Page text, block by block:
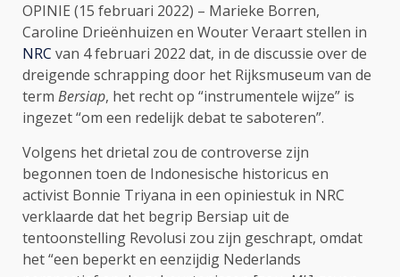
OPINIE (15 februari 2022) – Marieke Borren,
Caroline Drieënhuizen en Wouter Veraart stellen in
NRC van 4 februari 2022 dat, in de discussie over de
dreigende schrapping door het Rijksmuseum van de
term Bersiap, het recht op “instrumentele wijze” is
ingezet “om een redelijk debat te saboteren”.
Volgens het drietal zou de controverse zijn
begonnen toen de Indonesische historicus en
activist Bonnie Triyana in een opiniestuk in NRC
verklaarde dat het begrip Bersiap uit de
tentoonstelling Revolusi zou zijn geschrapt, omdat
het “een beperkt en eenzijdig Nederlands